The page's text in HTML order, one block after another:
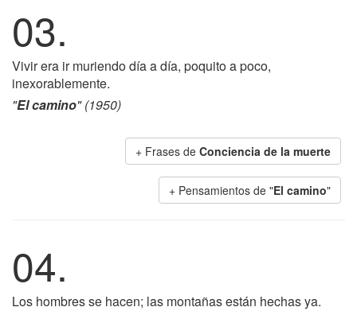
03.
Vivir era ir muriendo día a día, poquito a poco,
inexorablemente.
"El camino" (1950)
+ Frases de Conciencia de la muerte
+ Pensamientos de "El camino"
04.
Los hombres se hacen; las montañas están hechas ya.